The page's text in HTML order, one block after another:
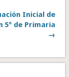
Inicial de
5º de Primaria
→